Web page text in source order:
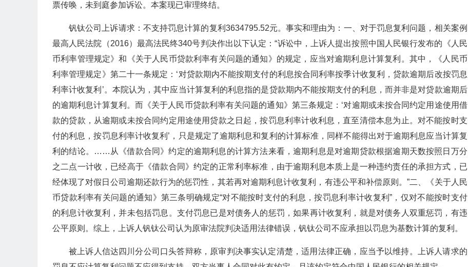
票传唤，未到庭参加诉讼。本案现已审理终结。
钒钛公司上诉请求：不支持罚息计算的复利3634795.52元。事实和理由为：一、对于罚息复利问题，相关案例
最高人民法院（2016）最高法民终340号判决作出以下认定：“诉讼中，上诉人提出按照中国人民银行发布的《人民
币利率管理规定》和《关于人民币贷款利率有关问题的通知》的规定，应当对逾期利息计算复利。其中，《人民币
利率管理规定》第二十一条规定：‘对贷款期内不能按期支付的利息按合同利率按季计收复利，贷款逾期后改按罚息
利率计收复利’。本院认为，其中应当计算复利的利息指的是贷款期内不能按期支付的利息，而并非是对贷款逾期后
的逾期利息计算复利。而《关于人民币贷款利率有关问题的通知》第三条规定：‘对逾期或未按合同约定用途使用借
款的贷款，从逾期或未按合同约定用途使用贷款之日起，按罚息利率计收利息，直至清偿本息为止。对不能按时支
付的利息，按罚息利率计收复利’，只是规定了逾期利息和复利的计算标准，同样不能得出对于逾期利息应当计算复
利的结论。……从《借款合同》约定的逾期利息的计算方法来看，逾期利息是对逾期贷款根据逾期天数按照日万分
之二点一计收，已经高于《借款合同》约定的正常利率标准，由于逾期利息本质上是一种违约责任的承担方式，已
经体现了对假日公司逾期还款行为的惩罚性，其若再对逾期利息计收复利，有违公平和补偿原则。”二、《关于人民
币贷款利率有关问题的通知》第三条明确规定“对不能按时支付的利息，按罚息利率计收复利”，仅对不能按时支付
的利息计收复利，并未包括罚息。支付罚息已是对债务人的惩罚，如果再计收复利，就是对债务人双重惩罚，有违
公平原则。综上，上诉人钒钛公司认为原审法院判决适用法律错误，钒钛公司不应承担以罚息为基数计算的复利。
被上诉人信达四川分公司口头答辩称，原审判决事实认定清楚，适用法律正确，应当予以维持。上诉人请求的